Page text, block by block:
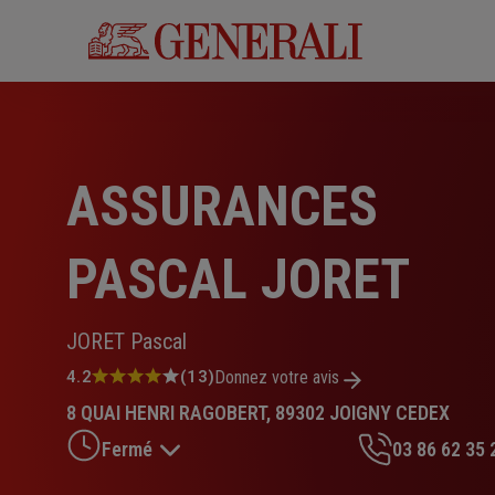
ASSURANCES
PASCAL JORET
JORET Pascal
Note
4.2
sur
5
4.2 (13)Donnez votre avis
8 QUAI HENRI RAGOBERT, 89302 JOIGNY CEDEX
Fermé
03 86 62 35